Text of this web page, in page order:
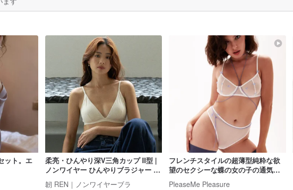
ット。エ
柔亮・ひんやり深V三角カップ II型 |
ノンワイヤー ひんやりブラジャー 低
韌 REN｜ノンワイヤーブラ
フレンチスタイルの超薄型純粋な欲
望のセクシーな蝶の女の子の通気性
PleaseMe Pleasure